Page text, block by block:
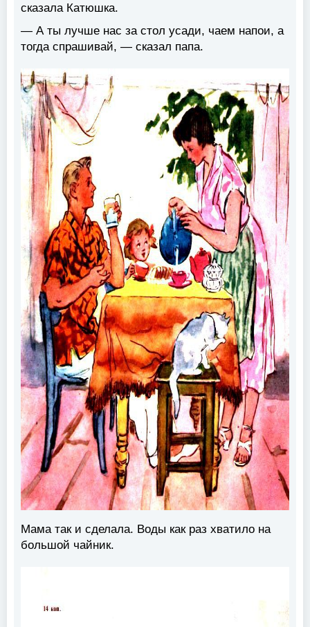
сказала Катюшка.
— А ты лучше нас за стол усади, чаем напои, а
тогда спрашивай, — сказал папа.
Мама так и сделала. Воды как раз хватило на
большой чайник.